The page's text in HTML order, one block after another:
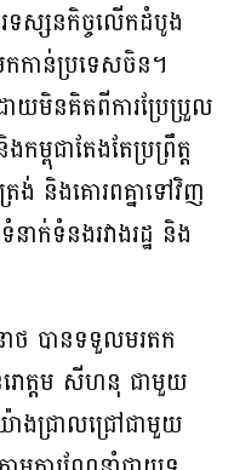
ទស្សនកិច្ចលើកដំបូង
កាន់ប្រទេសចិន។
មិនគិតពីការប្រែប្រួល
ម្ពុជាតែងតែប្រព្រឹត្ត
ង់ និងគោរពគ្នាទៅវិញ
ក់ទំនងរវាងរដ្ឋ និង
ាថ បានទទួលមរតក
រោត្តម សីហនុ ជាមួយ
ាងជ្រាលជ្រៅជាមួយ